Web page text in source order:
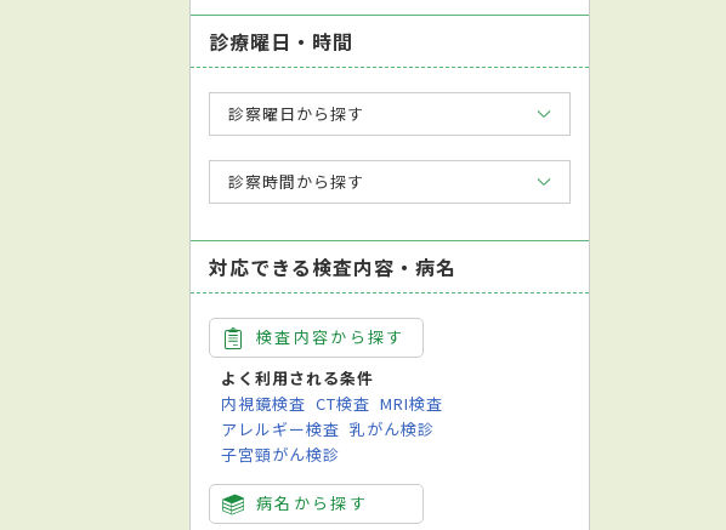
診療曜日・時間
診察曜日から探す
診察時間から探す
対応できる検査内容・病名
検査内容から探す
よく利用される条件
内視鏡検査 CT検査 MRI検査
アレルギー検査 乳がん検診
子宮頸がん検診
病名から探す